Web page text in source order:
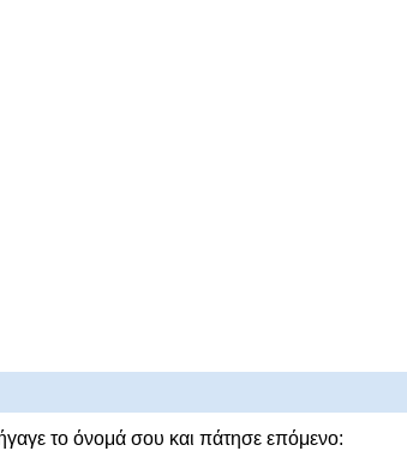
το όνομά σου και πάτησε επόμενο: